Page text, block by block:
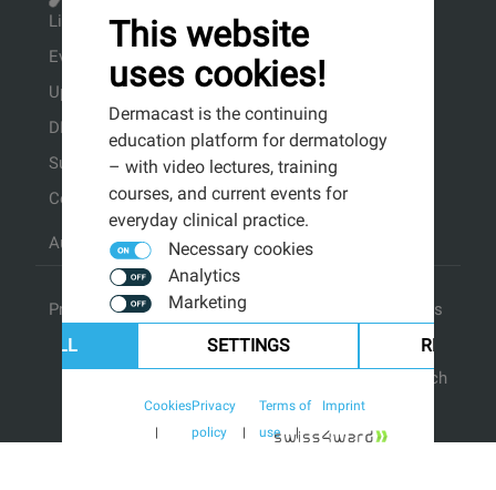
This website
uses cookies!
Dermacast is the continuing
education platform for dermatology
– with video lectures, training
courses, and current events for
everyday clinical practice.
Necessary cookies
Analytics
Marketing
ALL SETTINGS REJECT
CookiesPrivacy
policy
Terms of
use
Imprint
Library
Events
Upcoming events
DERMACOMPASS ↗
Subscribe to our newsletter
Contact
Authorization form for speakers
Privacy Policy | >Terms of use Cookies
© 2026 Swiss4ward GmbH Zürich